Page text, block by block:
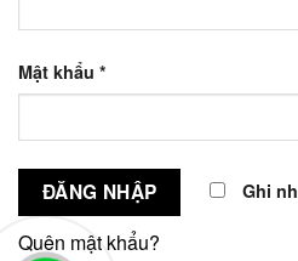
Mật khẩu *
ĐĂNG NHẬP Ghi
Quên mật khẩu?